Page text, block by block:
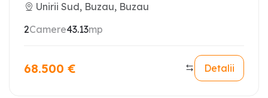
Unirii Sud, Buzau, Buzau
2Camere43.13mp
68.500 € Detalii